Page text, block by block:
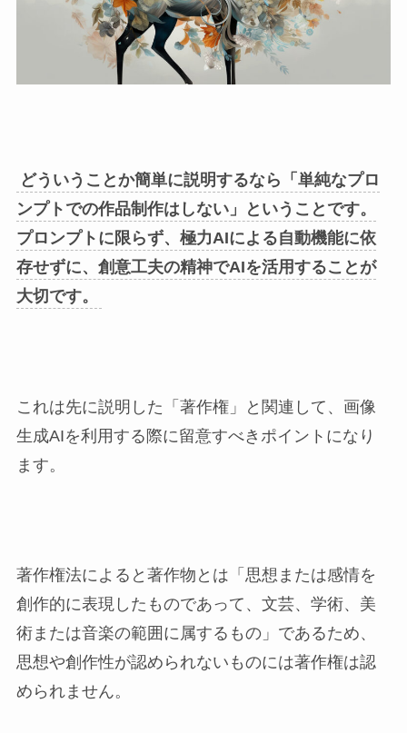
どういうことか簡単に説明するなら「単純なプロ
ンプトでの作品制作はしない」ということです。
プロンプトに限らず、極力AIによる自動機能に依
存せずに、創意工夫の精神でAIを活用することが
大切です。
これは先に説明した「著作権」と関連して、画像
生成AIを利用する際に留意すべきポイントになり
ます。
著作権法によると著作物とは「思想または感情を
創作的に表現したものであって、文芸、学術、美
術または音楽の範囲に属するもの」であるため、
思想や創作性が認められないものには著作権は認
められません。